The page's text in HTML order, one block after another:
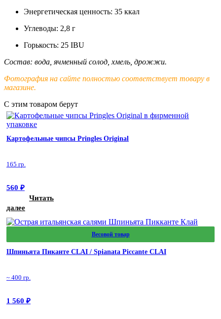
Энергетическая ценность: 35 ккал
Углеводы: 2,8 г
Горькость: 25 IBU
Состав: вода, ячменный солод, хмель, дрожжи.
Фотография на сайте полностью соответствует товару в
магазине.
С этим товаром берут
Картофельные чипсы Pringles Original
165 гр.
560 ₽
Читать
далее
Весовой товар
Шпиньята Пиканте CLAI / Spianata Piccante CLAI
~ 400 гр.
1 560 ₽